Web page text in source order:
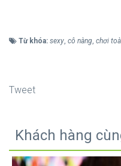
Từ khóa: sexy, cô nàng, chơi
Tweet
Khách hàng